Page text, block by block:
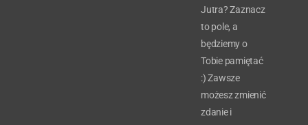
Jutra? Zaznacz
to pole, a
będziemy o
Tobie pamiętać
:) Zawsze
możesz zmienić
zdanie i